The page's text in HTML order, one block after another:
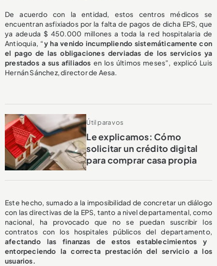
De acuerdo con la entidad, estos centros médicos se
encuentran asfixiados por la falta de pagos de dicha EPS, que
ya adeuda $ 450.000 millones a toda la red hospitalaria de
Antioquia, “y ha venido incumpliendo sistemáticamente con
el pago de las obligaciones derviadas de los servicios ya
prestados a sus afiliados en los últimos meses”, explicó Luis
Hernán Sánchez, director de Aesa.
Útil para vos
Le explicamos: Cómo
solicitar un crédito digital
para comprar casa propia
Este hecho, sumado a la imposibilidad de concretar un diálogo
con las directivas de la EPS, tanto a nivel departamental, como
nacional, ha provocado que no se puedan suscribir los
contratos con los hospitales públicos del departamento,
afectando las finanzas de estos establecimientos y
entorpeciendo la correcta prestación del servicio a los
usuarios.